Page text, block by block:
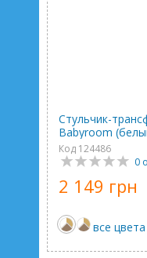
Стульчик-
Babyroom
Код 124486
0
2 149 грн
все цвета